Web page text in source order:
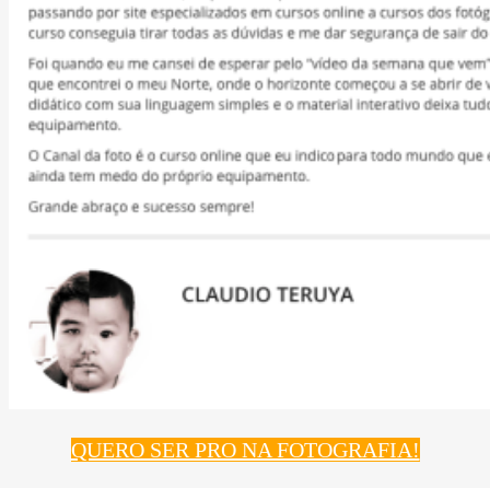
QUERO SER PRO NA FOTOGRAFIA!